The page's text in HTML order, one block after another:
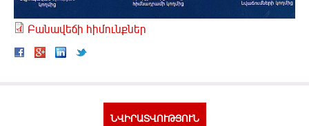
Բանավեճի հիմունքներ
ՆՎԻՐԱՏՎՈՒԹՅՈՒՆ